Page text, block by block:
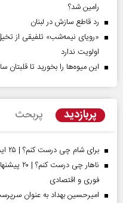
رامین شد؟
رد قاطع سازش در لبنان
«رویای نیمه‌شب» تلفیقی از
اولویت ندارد
این میوه‌ها را بخورید تا قلبتان
پربازدید پربحث
برای شام چی درست کنم؟ | ۲۵ ایده خوشمزه، ساده و فوری برای شام امشب
ناهار
فوری و اقتصادی
امیرحسین بهداد به عنوان